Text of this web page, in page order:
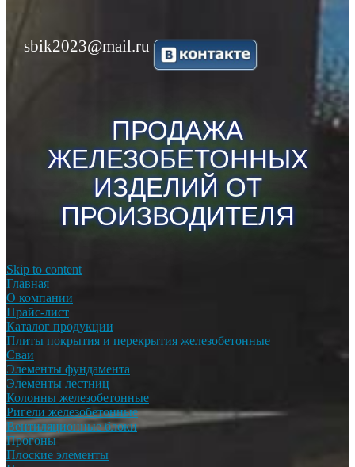
sbik2023@mail.ru
ПРОДАЖА
ЖЕЛЕЗОБЕТОННЫХ
ИЗДЕЛИЙ ОТ
ПРОИЗВОДИТЕЛЯ
Skip to content
Главная
О компании
Прайс-лист
Каталог продукции
Плиты покрытия и перекрытия железобетонные
Сваи
Элементы фундамента
Элементы лестниц
Колонны железобетонные
Ригели железобетонные
Вентиляционные блоки
Прогоны
Плоские элементы